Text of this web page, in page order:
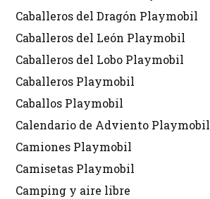
Caballeros del Dragón Playmobil
Caballeros del León Playmobil
Caballeros del Lobo Playmobil
Caballeros Playmobil
Caballos Playmobil
Calendario de Adviento Playmobil
Camiones Playmobil
Camisetas Playmobil
Camping y aire libre